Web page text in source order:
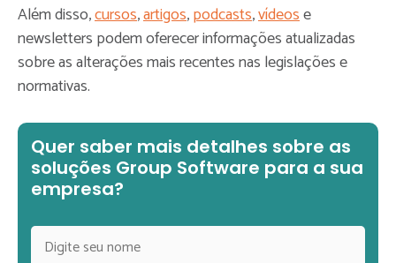
Além disso,cursos,artigos,podcasts,vídeose
newsletters podem oferecer informações atualizadas
sobre as alterações mais recentes nas legislações e
normativas.
Quer saber mais detalhes sobre as
soluções Group Software para a sua
empresa?